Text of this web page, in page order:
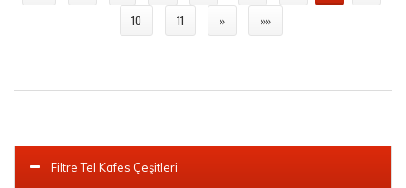
10
11 » »»
Filtre Tel Kafes Çeşitleri